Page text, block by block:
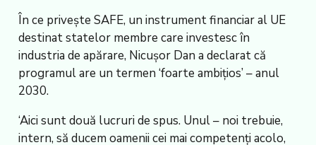
În ce privește SAFE, un instrument financiar al UE
destinat statelor membre care investesc în
industria de apărare, Nicușor Dan a declarat că
programul are un termen ‘foarte ambițios’ – anul
2030.
‘Aici sunt două lucruri de spus. Unul – noi trebuie,
intern, să ducem oamenii cei mai competenți acolo,